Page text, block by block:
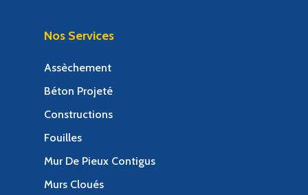
Nos Services
Assèchement
Béton Projeté
Constructions
Fouilles
Mur De Pieux Contigus
Murs Cloués